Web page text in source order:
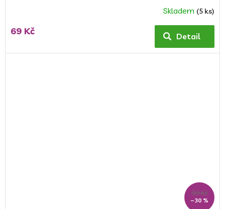
Skladem (5 ks)
69 Kč Detail
99 Kč
–30 %